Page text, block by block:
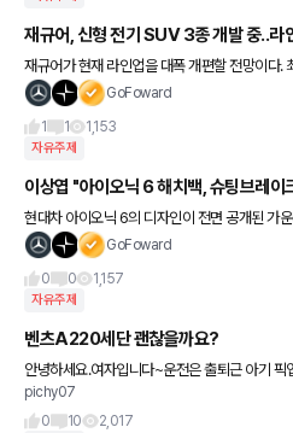
재규어, 신형 전기 SUV 3종 개발 중..라
재규어가 현재 라인업을 대폭 개편할 전망이다. 최근 외신을 통해 재규어가 신형 전기 SU
V 3종을 개발 중이란 소식이 나왔다. 이는 2020
GoFoward
1
1 1,153
자유주제
이상엽 "아이오닉 6 해치백, 슈팅브레이
현대차 아이오닉 6의 디자인이 전면 공개된 가
현대차디자인센터장 이상엽 부사장은 최근 외
GoFoward
0
0 1,157
자유주제
벤츠A220세단 괜찮을까요?
안녕하세요.여자입니다~운전은 출퇴근 아기 픽
예요. 아기는 이제 돌 지났구요. 차를 바꿔야 하
근데 남편이 저
pichy07
0
10 2,017